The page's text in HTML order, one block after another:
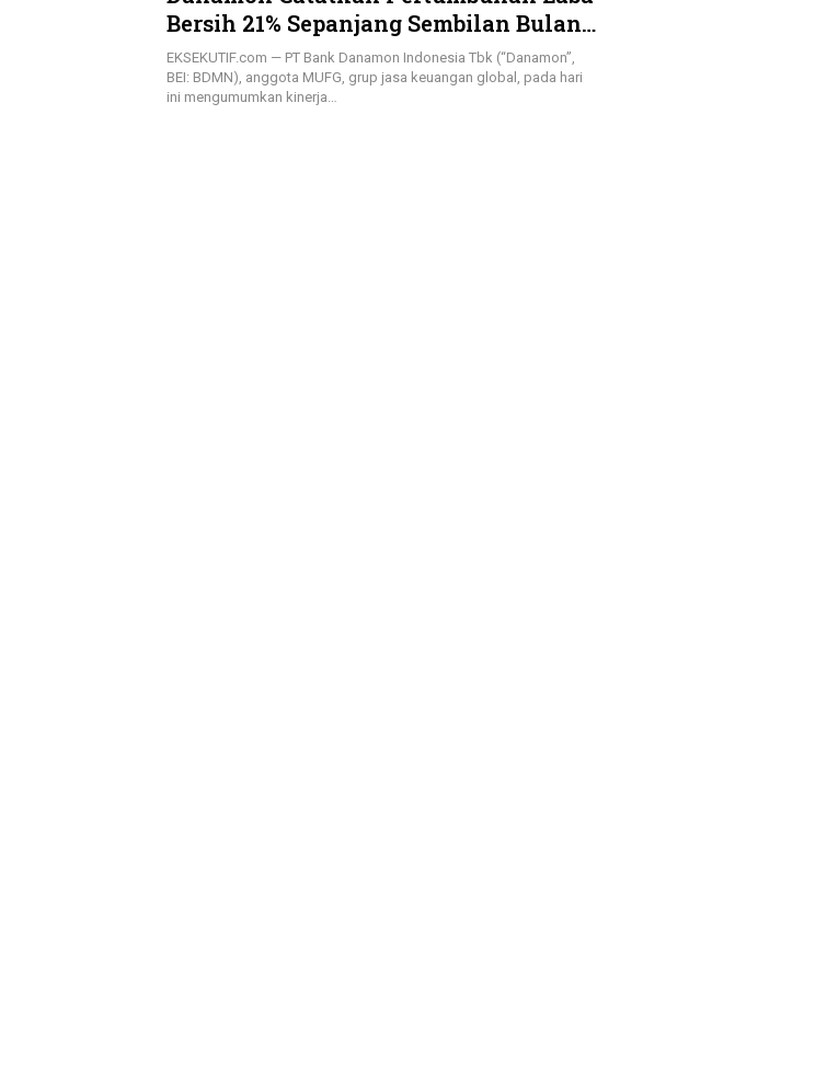
Bersih 21% Sepanjang Sembilan Bulan
Pertama 2025
EKSEKUTIF.com — PT Bank Danamon Indonesia Tbk (“Danamon”,
BEI: BDMN), anggota MUFG, grup jasa keuangan global, pada hari
ini mengumumkan kinerja…